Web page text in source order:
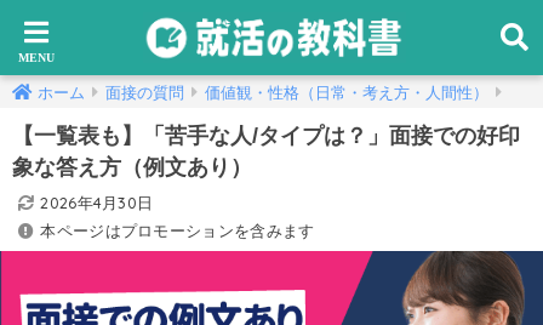
ホーム 面接の質問 価値観・性格（日常・考え方・人間性）
【一覧表も】「苦手な人/タイプは？」面接での好印
象な答え方（例文あり）
2026年4月30日
本ページはプロモーションを含みます